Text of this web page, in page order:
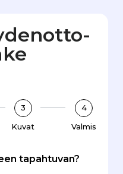
3
Kuvat
4
Valmis
tapahtuvan?